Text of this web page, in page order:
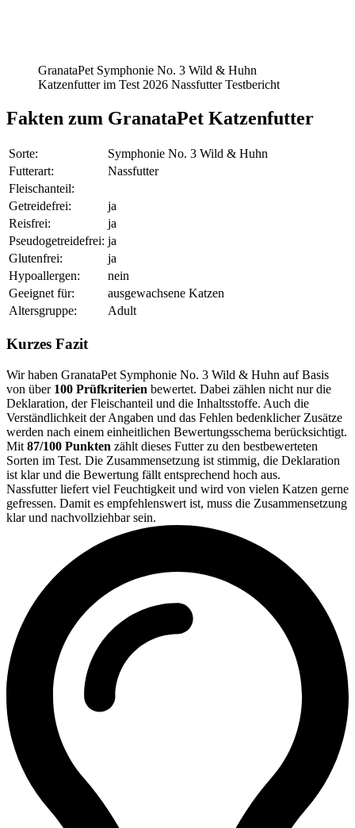
GranataPet Symphonie No. 3 Wild & Huhn
Katzenfutter im Test 2026 Nassfutter Testbericht
Fakten zum GranataPet Katzenfutter
Sorte:
Symphonie No. 3 Wild & Huhn
Futterart:
Nassfutter
Fleischanteil:
Getreidefrei:
ja
Reisfrei:
ja
Pseudogetreidefrei: ja
Glutenfrei:
ja
Hypoallergen:
nein
Geeignet für:
ausgewachsene Katzen
Altersgruppe:
Adult
Kurzes Fazit
Wir haben GranataPet Symphonie No. 3 Wild & Huhn auf Basis
von über 100 Prüfkriterien bewertet. Dabei zählen nicht nur die
Deklaration, der Fleischanteil und die Inhaltsstoffe. Auch die
Verständlichkeit der Angaben und das Fehlen bedenklicher Zusätze
werden nach einem einheitlichen Bewertungsschema berücksichtigt.
Mit 87/100 Punkten zählt dieses Futter zu den bestbewerteten
Sorten im Test. Die Zusammensetzung ist stimmig, die Deklaration
ist klar und die Bewertung fällt entsprechend hoch aus.
Nassfutter liefert viel Feuchtigkeit und wird von vielen Katzen gerne
gefressen. Damit es empfehlenswert ist, muss die Zusammensetzung
klar und nachvollziehbar sein.